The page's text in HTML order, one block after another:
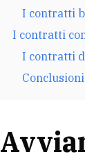
I contratti
I contratti
I contratti
Conclusioni